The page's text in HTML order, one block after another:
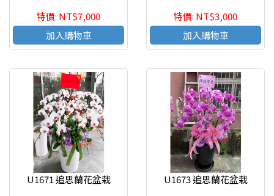
特價: NT$7,000
加入購物車
特價: NT$3,000
加入購物車
U1671 追思蘭花盆栽
U1673 追思蘭花盆栽